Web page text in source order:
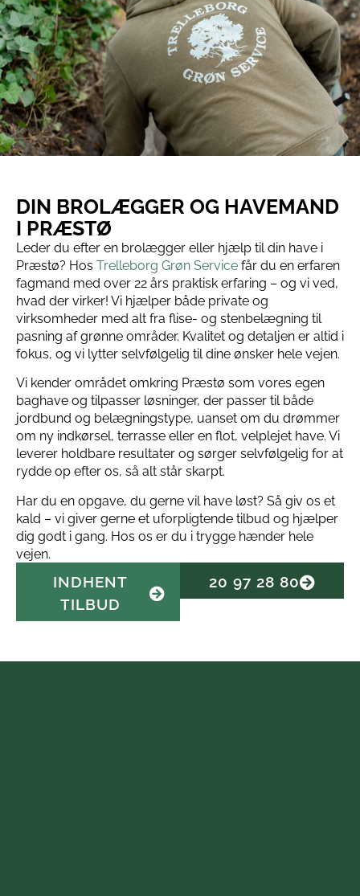
DIN BROLÆGGER OG HAVEMAND
I PRÆSTØ
Leder du efter en brolægger eller hjælp til din have i
Præstø? Hos Trelleborg Grøn Service får du en erfaren
fagmand med over 22 års praktisk erfaring – og vi ved,
hvad der virker! Vi hjælper både private og
virksomheder med alt fra flise- og stenbelægning til
pasning af grønne områder. Kvalitet og detaljen er altid i
fokus, og vi lytter selvfølgelig til dine ønsker hele vejen.
Vi kender området omkring Præstø som vores egen
baghave og tilpasser løsninger, der passer til både
jordbund og belægningstype, uanset om du drømmer
om ny indkørsel, terrasse eller en flot, velplejet have. Vi
leverer holdbare resultater og sørger selvfølgelig for at
rydde op efter os, så alt står skarpt.
Har du en opgave, du gerne vil have løst? Så giv os et
kald – vi giver gerne et uforpligtende tilbud og hjælper
dig godt i gang. Hos os er du i trygge hænder hele
vejen.
INDHENT
TILBUD
20 97 28 80